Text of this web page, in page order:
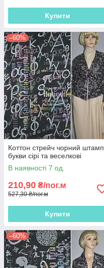
Купити
–60%
Коттон стрейч чорний штамп
букви сірі та веселкові
В наявності 7 од.
210,90 ₴/пог.м
527,30 ₴/пог.м
Купити
–60%